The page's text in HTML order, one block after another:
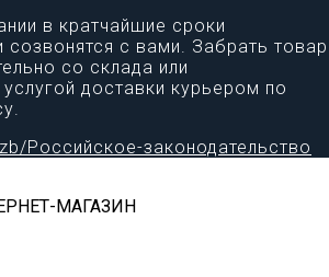
в кратчайшие сроки
с вами. Забрать товар
со склада или
доставки курьером по
Российское-законодательство
МАГАЗИН